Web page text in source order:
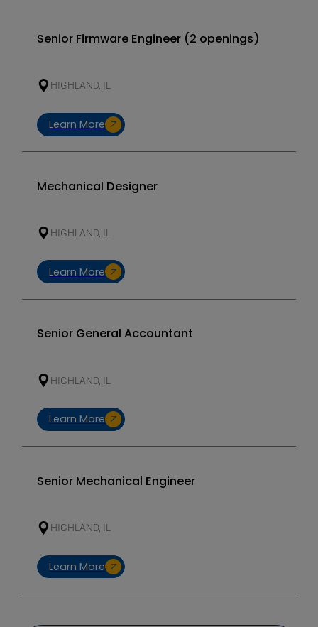
Senior Firmware Engineer (2 openings)
HIGHLAND, IL
Learn More
Mechanical Designer
HIGHLAND, IL
Learn More
Senior General Accountant
HIGHLAND, IL
Learn More
Senior Mechanical Engineer
HIGHLAND, IL
Learn More